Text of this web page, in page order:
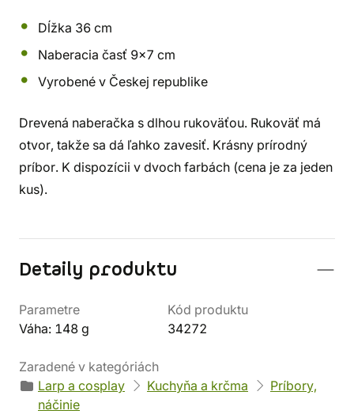
Dĺžka 36 cm
Naberacia časť 9x7 cm
Vyrobené v Českej republike
Drevená naberačka s dlhou rukoväťou. Rukoväť má
otvor, takže sa dá ľahko zavesiť. Krásny prírodný
príbor. K dispozícii v dvoch farbách (cena je za jeden
kus).
Detaily produktu
Parametre
Váha: 148 g
Kód produktu
34272
Zaradené v kategóriách
Larp a cosplay
Kuchyňa a krčma
Príbory,
náčinie